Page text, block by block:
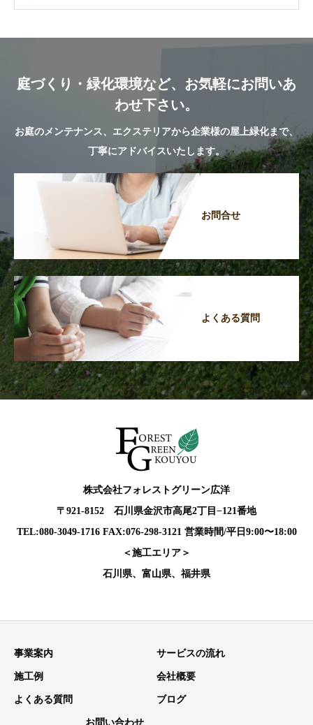
庭づくり・緑化環境など、お気軽にお問いあ
わせ下さい。
お庭のメンテナンス、エクステリアから企業様の屋上緑化まで、
丁寧にアドバイスいたします。
お問合せ
よくある質問
株式会社フォレストグリーン広洋
〒921-8152 石川県金沢市高尾2丁目−121番地
TEL:080-3049-1716 FAX:076-298-3121 営業時間/平日9:00〜18:00
＜施工エリア＞
石川県、富山県、福井県
事業案内 サービスの流れ
施工例 会社概要
よくある質問 ブログ
お問い合わせ